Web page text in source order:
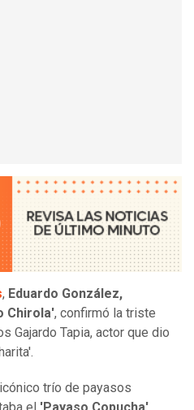
, Eduardo González,
Chirola', confirmó la triste
Gajardo Tapia, actor que dio
trío de payasos